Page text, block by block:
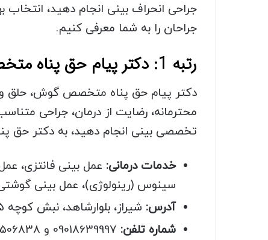
جراحی انحراف بینی انجام دهید، انتخاب
جراحان را به شما معرفی کنیم.
رتبه 1: دکتر پیام حق پناه متخصص جراحی انحراف بینی در شیراز
دکتر پیام حق پناه متخصص گوش، حلق و
محترمانه، رضایت از درمان، جراحی
تخصصی بینی انجام دهید، به دکتر حق
خدمات درمانی: عمل بینی فانتزی،
سینوس (رینولوژی)، عمل بینی
آدرس: شیراز، بلوارشاهد، نبش کوچه 5، ساختمان افلاک، طبقه 2، کلینیک دکتر حق پناه
شماره تلفن: 09018639997 و 09001506838